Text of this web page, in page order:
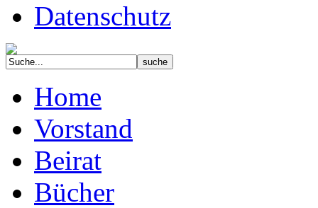
Datenschutz
Home
Vorstand
Beirat
Bücher